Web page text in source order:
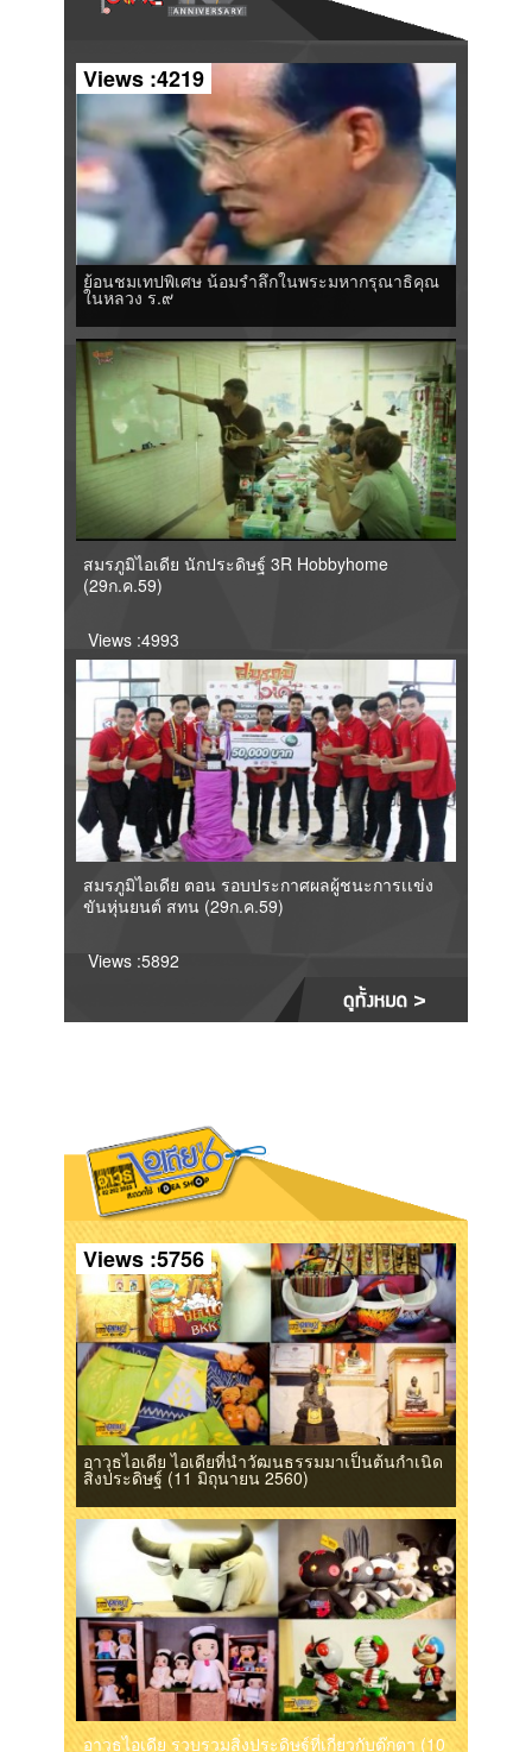
Views :4219
ย้อนชมเทปพิเศษ น้อมรำลึกในพระมหากรุณาธิคุณ
ในหลวง ร.๙
สมรภูมิไอเดีย นักประดิษฐ์ 3R Hobbyhome
(29ก.ค.59)
Views :4993
สมรภูมิไอเดีย ตอน รอบประกาศผลผู้ชนะการเเข่ง
ขันหุ่นยนต์ สทน (29ก.ค.59)
Views :5892
Views :5756
อาวุธไอเดีย ไอเดียที่นำวัฒนธรรมมาเป็นต้นกำเนิด
สิ่งประดิษฐ์ (11 มิถุนายน 2560)
อาวุธไอเดีย รวบรวมสิ่งประดิษฐ์ที่เกี่ยวกับตุ๊กตา (10